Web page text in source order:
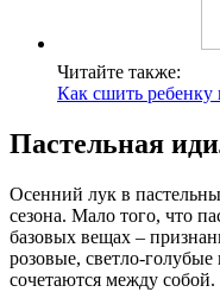
Читайте также:
Как сшить
Пастельная
Осенний лук в
сезона. Мало того, что
базовых вещах –
розовые, светло-
сочетаются между собой.